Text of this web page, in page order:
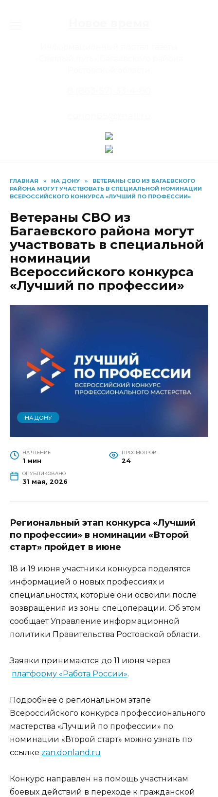
ГЛАВНАЯ » НА ДОНУ »
ВЕТЕРАНЫ СВО ИЗ БАГАЕВСКОГО
РАЙОНА МОГУТ УЧАСТВОВАТЬ В СПЕЦИАЛЬНОЙ НОМИНАЦИИ
ВСЕРОССИЙСКОГО КОНКУРСА «ЛУЧШИЙ ПО ПРОФЕССИИ»
Ветераны СВО из
Багаевского района могут
участвовать в специальной
номинации
Всероссийского конкурса
«Лучший по профессии»
НА ДОНУ
НА ЧТЕНИЕ
1 мин
ПРОСМОТРОВ
24
ОПУБЛИКОВАНО
31 мая, 2026
Региональный этап конкурса «Лучший
по профессии» в номинации «Второй
старт» пройдет в июне
18 и 19 июня участники конкурса поделятся
информацией о новых профессиях и
специальностях, которые они освоили после
возвращения из зоны спецоперации. Об этом
сообщает Управление информационной
политики Правительства Ростовской области.
Заявки принимаются до 11 июня через
платформу «Работа России».
Подробнее о региональном этапе
Всероссийского конкурса профессионального
мастерства «Лучший по профессии» по
номинации «Второй старт» можно узнать по
ссылке zan.donland.ru
Конкурс направлен на помощь участникам
боевых действий в переходе к гражданской